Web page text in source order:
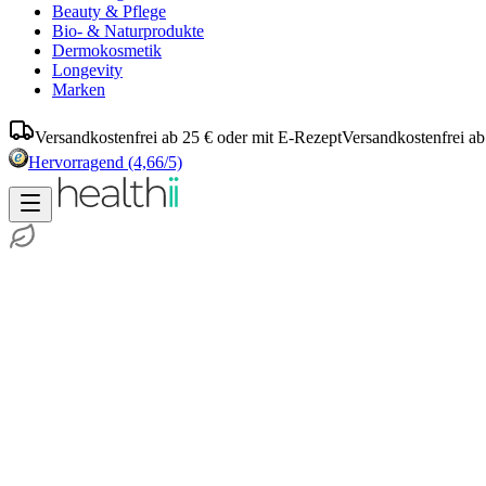
Beauty & Pflege
Bio- & Naturprodukte
Dermokosmetik
Longevity
Marken
Versandkostenfrei ab 25 € oder mit E-RezeptVersandkostenfrei
Hervorragend (4,66/5)